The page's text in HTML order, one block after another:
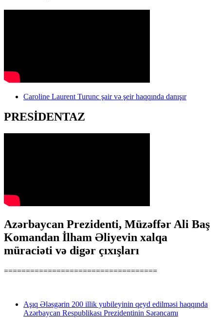
Caroline Laurent Turunc şair və şeir haqqında danışır
PRESİDENTAZ
Azərbaycan Prezidenti, Müzəffər Ali Baş
Komandan İlham Əliyevin xalqa
müraciəti və digər çıxışları
===================================
Aşıq Ələsgərin 200 illik yubileyinin qeyd edilməsi haqqında
Azərbaycan Respublikası Prezidentinin Sərəncamı